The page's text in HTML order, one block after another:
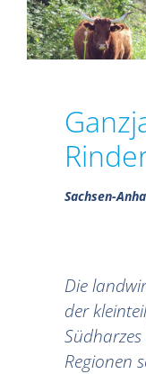
Sachsen-
Die
der
Regionen